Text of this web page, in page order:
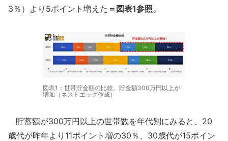
3％）より5ポイント増えた ＝図表1参照。
図表1：世帯貯金額の比較。貯金額300万円以上が
増加（ネストエッグ作成）
貯蓄額が300万円以上の世帯数を年代別にみると、20
歳代が昨年より11ポイント増の30％、30歳代が15ポイン